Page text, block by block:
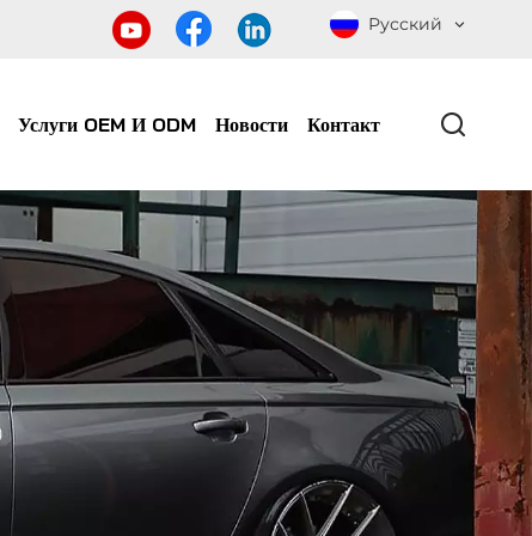
Русский
Услуги OEM И ODM Новости Контакт